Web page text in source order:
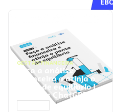
GESTÃO FINANCEIRA
Faça a análise
financeira e atinja o
ponto de equilíbrio |
Prompts ChatGPT